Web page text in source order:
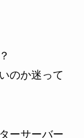
のか迷って
ーサーバー